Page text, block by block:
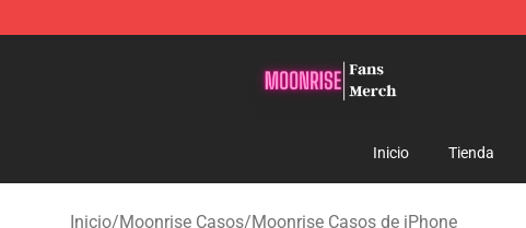
Inicio Tienda
Inicio/Moonrise Casos/Moonrise Casos de iPhone